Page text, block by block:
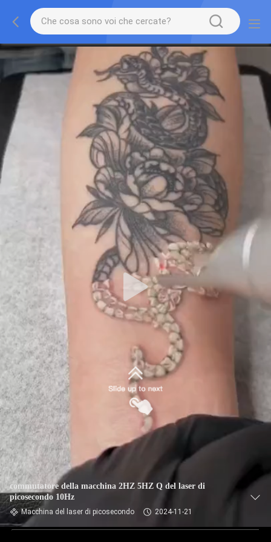
commutatore della macchina 2HZ 5HZ Q del laser di
picosecondo 10Hz
Macchina del laser di picosecondo 2024-11-21